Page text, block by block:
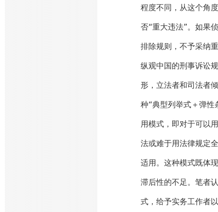
程度不同，从这个角
否“重大违法”。如果
排除规则，不予采纳
纵观中国的刑事诉讼
形，立法者和司法者
种“典型列举式＋弹性
用模式，即对于可以
法或难于用法律规定
适用。这种模式既体
滞后性的不足。笔者
式，给予实务工作者